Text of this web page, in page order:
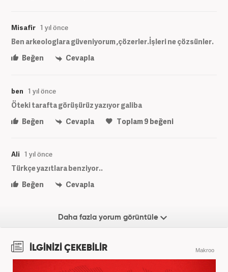
Misafir 1 yıl önce
Ben arkeologlara güveniyorum ,çözerler.İşleri ne çözsünler.
Beğen
Cevapla
ben 1 yıl önce
Öteki tarafta görüşürüz yazıyor galiba
Beğen
Cevapla Toplam9 beğeni
Ali 1 yıl önce
Türkçe yazıtlara benziyor..
Beğen
Cevapla
Daha fazla yorum görüntüle
İLGİNİZİ ÇEKEBİLİR Makroo